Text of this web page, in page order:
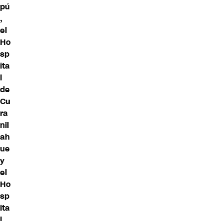
pú
,
el
Ho
sp
ita
l
de
Cu
ra
nil
ah
ue
y
el
Ho
sp
ita